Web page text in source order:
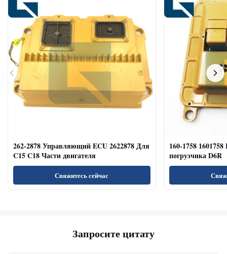
262-2878 Управляющий ECU 2622878 Для
C15 C18 Части двигателя
Свяжитесь сейчас
160-1758
погрузчика D6R
Запросите цитату